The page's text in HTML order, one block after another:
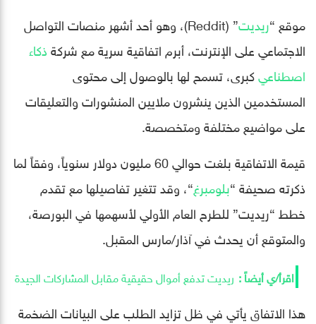
موقع “ريديت
” (Reddit)، وهو أحد أشهر منصات التواصل
الاجتماعي على الإنترنت، أبرم اتفاقية سرية مع شركةذكاء
اصطناعيكبرى، تسمح لها بالوصول إلى محتوى
المستخدمين الذين ينشرون ملايين المنشورات والتعليقات
على مواضيع مختلفة ومتخصصة.
قيمة الاتفاقية بلغت حوالي 60 مليون دولار سنوياً، وفقاً لما
ذكرته صحيفة “بلومبرغ“، وقد تتغير تفاصيلها مع تقدم
خطط “ريديت” للطرح العام الأولي لأسهمها في البورصة،
والمتوقع أن يحدث في آذار/مارس المقبل.
ريديت تدفع أموال حقيقية مقابل المشاركات الجيدة
هذا الاتفاق يأتي في ظل تزايد الطلب على البيانات الضخمة